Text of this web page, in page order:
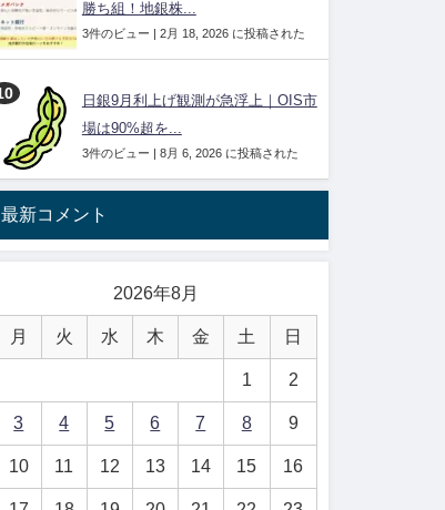
勝ち組！地銀株...
3件のビュー | 2月 18, 2026 に投稿された
日銀9月利上げ観測が急浮上｜OIS市
場は90%超を...
3件のビュー | 8月 6, 2026 に投稿された
最新コメント
2026年8月
月 火 水 木 金 土 日
1 2
3 4 5 6 7 8 9
10 11 12 13 14 15 16